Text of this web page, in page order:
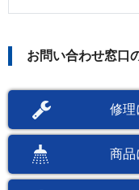
お問い合わせ窓口
修理
商品